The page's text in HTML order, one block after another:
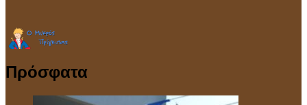
Πρόσφατα